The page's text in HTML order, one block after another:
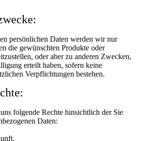
persönlichen Daten werden wir nur
die gewünschten Produkte oder
oder aber zu anderen Zwecken,
erteilt haben, sofern keine
Verpflichtungen bestehen.
folgende Rechte hinsichtlich der Sie
Daten: